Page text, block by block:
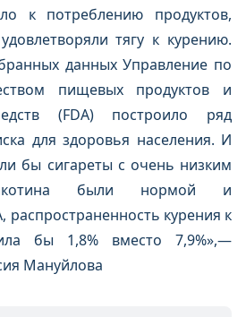
к потреблению продуктов,
тягу к курению.
данных Управление по
пищевых продуктов и
(FDA) построило ряд
для здоровья населения. И
бы сигареты с очень низким
были нормой и
курения к
бы 1,8% вместо 7,9%»,—
Мануйлова